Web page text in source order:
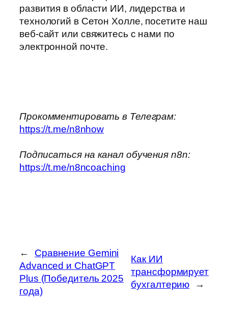
развития в области ИИ, лидерства и
технологий в Сетон Холле, посетите наш
веб-сайт или свяжитесь с нами по
электронной почте.
Прокомментировать в Телеграм:
https://t.me/n8nhow
Подписаться на канал обучения n8n:
https://t.me/n8ncoaching
←
Сравнение Gemini
Advanced и ChatGPT
Plus (Победитель 2025
года)
Как ИИ
трансформирует
бухгалтерию
→